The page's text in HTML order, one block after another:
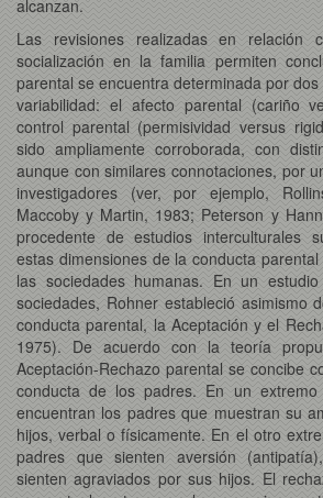
alcanzan.
Las revisiones realizadas en relación
socialización en la familia permiten
parental se encuentra determinada por
variabilidad: el afecto parental (cariño
control parental (permisividad versus
sido ampliamente corroborada, con
aunque con similares connotaciones, por
investigadores (ver, por ejemplo,
Maccoby y Martin, 1983; Peterson y
procedente de estudios interculturales
estas dimensiones de la conducta
las sociedades humanas. En un
sociedades, Rohner estableció asimismo
conducta parental, la Aceptación y el
1975). De acuerdo con la teoría
Aceptación-Rechazo parental se concibe
conducta de los padres. En un
encuentran los padres que muestran su
hijos, verbal o físicamente. En el otro
padres que sienten aversión
sienten agraviados por sus hijos. El